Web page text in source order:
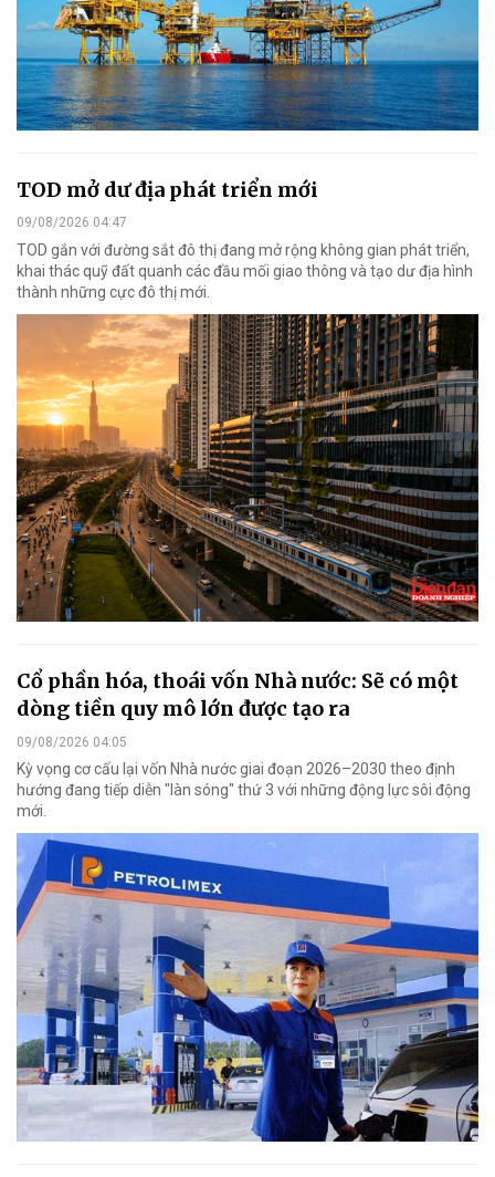
TOD mở dư địa phát triển mới
09/08/2026 04:47
TOD gắn với đường sắt đô thị đang mở rộng không gian phát triển,
khai thác quỹ đất quanh các đầu mối giao thông và tạo dư địa hình
thành những cực đô thị mới.
Cổ phần hóa, thoái vốn Nhà nước: Sẽ có một
dòng tiền quy mô lớn được tạo ra
09/08/2026 04:05
Kỳ vọng cơ cấu lại vốn Nhà nước giai đoạn 2026–2030 theo định
hướng đang tiếp diễn "làn sóng" thứ 3 với những động lực sôi động
mới.